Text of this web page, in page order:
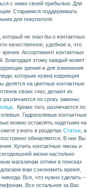
с ними своей прибылью. Для
Стараемся поддерживать
для покупателя.
не знал бы о контактных
качественное, удобное и, что
Ассортимент контактных
Благодаря этому каждый может
зрения и для изменения
которым нужна коррекция
делятся на цветные контактные
своих глаз, делают их
различаются по сроку замены:
. Кроме того, различается по
Гидрогелевые контактные
можно оставлять надетыми на
узнать в разделах Статьи, а
обновляются. В них Вы
Купить контактные линзы и
жизни настолько
магазинам оптики в поисках
вам сэкономить время,
Все, что нужно сделать –
Все остальное за Вас